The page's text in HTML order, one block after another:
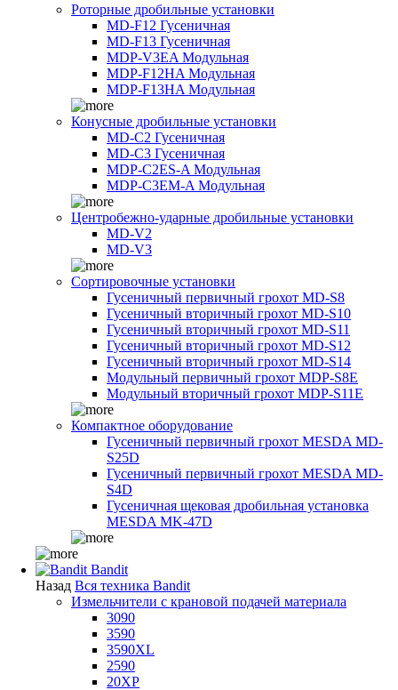
Роторные дробильные установки
MD-F12 Гусеничная
MD-F13 Гусеничная
MDP-V3EA Модульная
MDP-F12HA Модульная
MDP-F13HA Модульная
Конусные дробильные установки
MD-C2 Гусеничная
MD-C3 Гусеничная
MDP-C2ES-A Модульная
MDP-C3EM-A Модульная
Центробежно-ударные дробильные установки
MD-V2
MD-V3
Сортировочные установки
Гусеничный первичный грохот MD-S8
Гусеничный вторичный грохот MD-S10
Гусеничный вторичный грохот MD-S11
Гусеничный вторичный грохот MD-S12
Гусеничный вторичный грохот MD-S14
Модульный первичный грохот MDP-S8E
Модульный вторичный грохот MDP-S11E
Компактное оборудование
Гусеничный первичный грохот MESDA MD-
S25D
Гусеничный первичный грохот MESDA MD-
S4D
Гусеничная щековая дробильная установка
MESDA MK-47D
Bandit
Назад Вся техника Bandit
Измельчители с крановой подачей материала
3090
3590
3590XL
2590
20XP